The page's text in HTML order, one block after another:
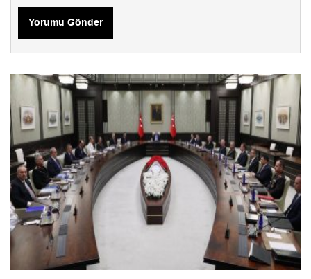
Yorumu Gönder